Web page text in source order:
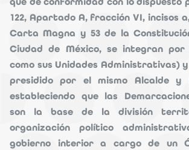
122, Apartado A, fracción VI, incisos
Carta Magna y 53 de la
Ciudad de México, se integran
como sus Unidades Administrativas)
presidido por el mismo Alcalde y
estableciendo que las
son la base de la división
organización político
gobierno interior a cargo de un